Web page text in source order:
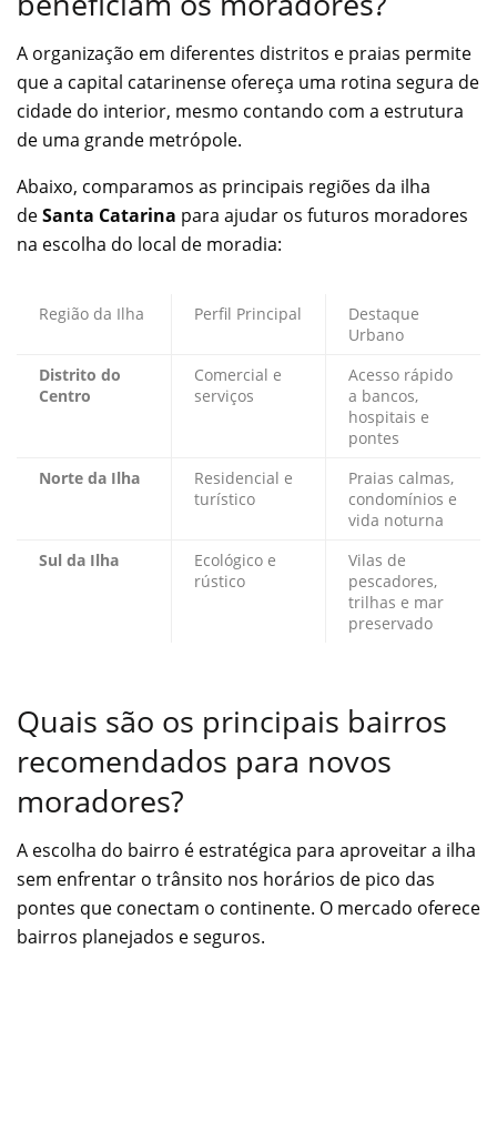
A organização em diferentes distritos e praias permite
que a capital catarinense ofereça uma rotina segura de
cidade do interior, mesmo contando com a estrutura
de uma grande metrópole.
Abaixo, comparamos as principais regiões da ilha
deSanta Catarina para ajudar os futuros moradores
na escolha do local de moradia:
Região da Ilha Perfil Principal
Destaque
Urbano
Distrito do
Centro
Comercial e
serviços
Acesso rápido
a bancos,
hospitais e
pontes
Norte da Ilha
Residencial e
turístico
Praias calmas,
condomínios e
vida noturna
Sul da Ilha
Ecológico e
rústico
Vilas de
pescadores,
trilhas e mar
preservado
Quais são os principais bairros
recomendados para novos
moradores?
A escolha do bairro é estratégica para aproveitar a ilha
sem enfrentar o trânsito nos horários de pico das
pontes que conectam o continente. O mercado oferece
bairros planejados e seguros.